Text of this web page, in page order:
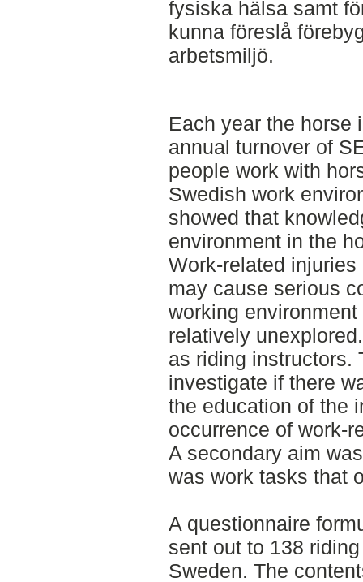
fysiska hälsa samt
kunna föreslå
arbetsmiljö.
Each year the horse
annual turnover of
people work with
Swedish work
showed that
environment in the
Work-related
may cause serious
working
relatively
as riding instructors.
investigate if there
the education of the
occurrence of work-
A secondary aim
was work tasks that
A questionnaire
sent out to 138
Sweden. The